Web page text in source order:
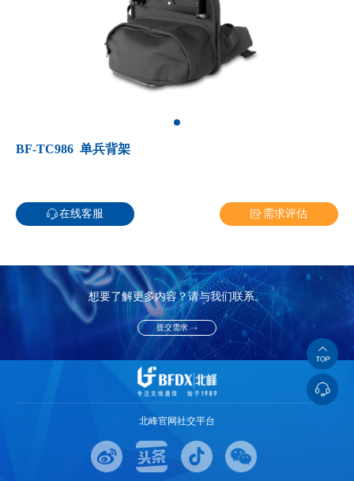
BF-TC986 单兵背架
在线客服 需求评估
想要了解更多内容？请与我们联系。
提交需求
北峰官网社交平台